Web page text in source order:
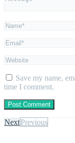
Save my name,
time I comment.
NextPrevious